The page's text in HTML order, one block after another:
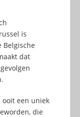
is
Belgische
dat
ooit een uniek
die